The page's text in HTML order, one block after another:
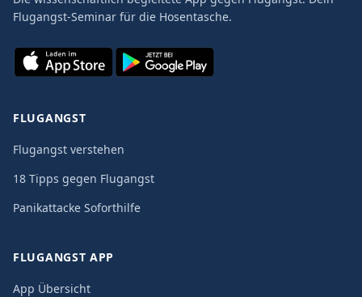
Flugangst-Seminar für die Hosentasche.
FLUGANGST
Flugangst verstehen
18 Tipps gegen Flugangst
Panikattacke Soforthilfe
FLUGANGST APP
App Übersicht